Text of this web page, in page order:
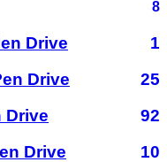
8
Drive
1
Drive
25
Drive
92
Drive
10